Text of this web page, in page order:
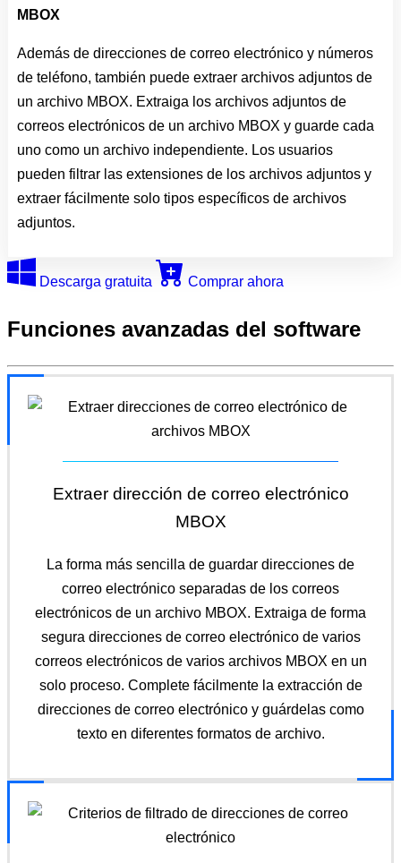
MBOX
Además de direcciones de correo electrónico y números
de teléfono, también puede extraer archivos adjuntos de
un archivo MBOX. Extraiga los archivos adjuntos de
correos electrónicos de un archivo MBOX y guarde cada
uno como un archivo independiente. Los usuarios
pueden filtrar las extensiones de los archivos adjuntos y
extraer fácilmente solo tipos específicos de archivos
adjuntos.
Descarga gratuita Comprar ahora
Funciones avanzadas del software
Extraer dirección de correo electrónico
MBOX
La forma más sencilla de guardar direcciones de
correo electrónico separadas de los correos
electrónicos de un archivo MBOX. Extraiga de forma
segura direcciones de correo electrónico de varios
correos electrónicos de varios archivos MBOX en un
solo proceso. Complete fácilmente la extracción de
direcciones de correo electrónico y guárdelas como
texto en diferentes formatos de archivo.